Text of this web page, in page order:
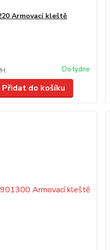
Armovací kleště
Do týdne
Přidat do košíku